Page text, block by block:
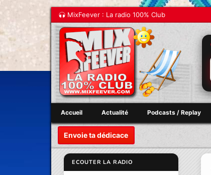
MixFeever : La radio 100% Club
Accueil Actualité Podcasts / Replay
Envoie ta dédicace
ECOUTER LA RADIO